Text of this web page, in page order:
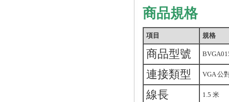
商品規格
項目 規格
商品型號
連接類型 VGA 公
線長 1.5 米